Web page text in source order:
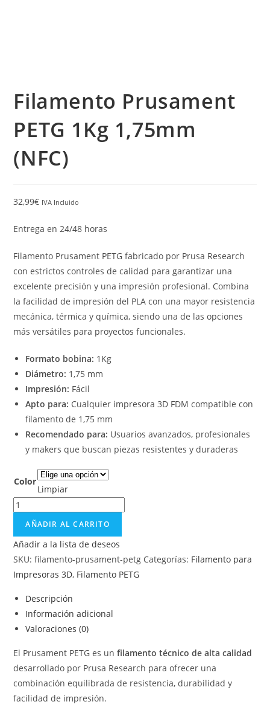
Filamento Prusament
PETG 1Kg 1,75mm
(NFC)
32,99€ IVA Incluido
Entrega en 24/48 horas
Filamento Prusament PETG fabricado por Prusa Research
con estrictos controles de calidad para garantizar una
excelente precisión y una impresión profesional. Combina
la facilidad de impresión del PLA con una mayor resistencia
mecánica, térmica y química, siendo una de las opciones
más versátiles para proyectos funcionales.
Formato bobina: 1Kg
Diámetro: 1,75 mm
Impresión: Fácil
Apto para: Cualquier impresora 3D FDM compatible con
filamento de 1,75 mm
Recomendado para: Usuarios avanzados, profesionales
y makers que buscan piezas resistentes y duraderas
Color
Limpiar
AÑADIR AL CARRITO
Añadir a la lista de deseos
SKU:filamento-prusament-petg Categorías: Filamento para
Impresoras 3D, Filamento PETG
Descripción
Información adicional
Valoraciones (0)
El Prusament PETG es unfilamento técnico de alta calidad
desarrollado por Prusa Research para ofrecer una
combinación equilibrada de resistencia, durabilidad y
facilidad de impresión.